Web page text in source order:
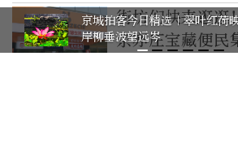
街坊们快来逛逛
京亦庄宝藏便民
京城拍客今日精选｜翠叶红荷
岸柳垂波望远岑